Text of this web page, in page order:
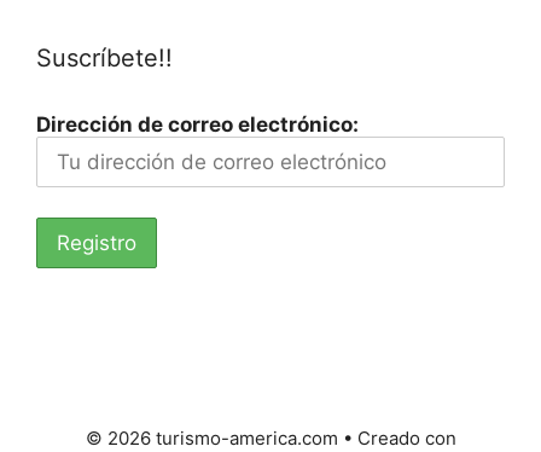
Suscríbete!!
Dirección de correo electrónico:
© 2026 turismo-america.com • Creado con